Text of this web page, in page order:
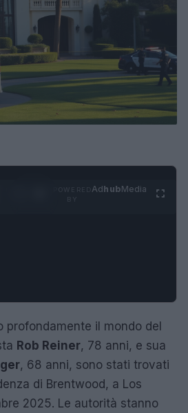
AdhubMedia
profondamente il mondo del
Rob Reiner, 78 anni, e sua
, 68 anni, sono stati trovati
di Brentwood, a Los
2025. Le autorità stanno